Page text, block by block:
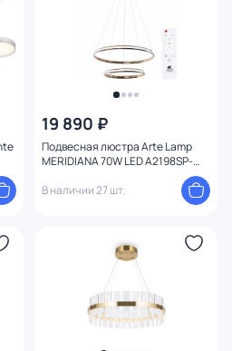
19 890 ₽
Подвесная люстра Arte Lamp
MERIDIANA 70W LED A2198SP-
В наличии 27 шт.